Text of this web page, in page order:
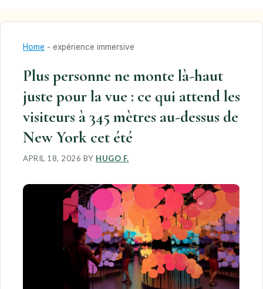
Home - expérience immersive
Plus personne ne monte là-haut
juste pour la vue : ce qui attend les
visiteurs à 345 mètres au-dessus de
New York cet été
APRIL 18, 2026 BY HUGO F.